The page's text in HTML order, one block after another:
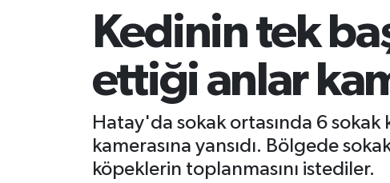
Kedinin tek
ettiği anlar
Hatay'da sokak ortasında 6
kamerasına yansıdı. Bölgede
köpeklerin toplanmasını istediler.